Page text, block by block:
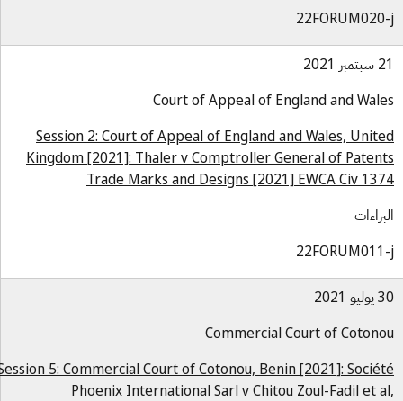
Court of Appeal of England and
Session 2: Court of Appeal of England and Wales,
Kingdom [2021]: Thaler v Comptroller General of
Trade Marks and Designs [2021] EWCA Civ
Commercial Court of
Session 5: Commercial Court of Cotonou, Benin [2021]:
Phoenix International Sarl v Chitou Zoul-Fadil et